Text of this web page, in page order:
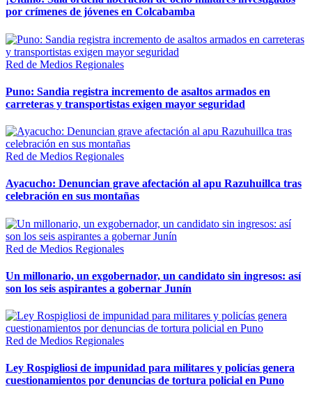
por crímenes de jóvenes en Colcabamba
Red de Medios Regionales
Puno: Sandia registra incremento de asaltos armados en
carreteras y transportistas exigen mayor seguridad
Red de Medios Regionales
Ayacucho: Denuncian grave afectación al apu Razuhuillca tras
celebración en sus montañas
Red de Medios Regionales
Un millonario, un exgobernador, un candidato sin ingresos: así
son los seis aspirantes a gobernar Junín
Red de Medios Regionales
Ley Rospigliosi de impunidad para militares y policías genera
cuestionamientos por denuncias de tortura policial en Puno